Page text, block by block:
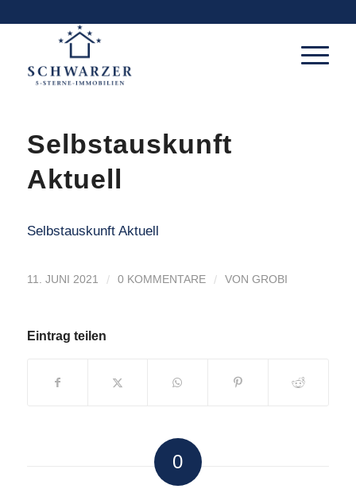
Selbstauskunft
Aktuell
Selbstauskunft Aktuell
11. JUNI 2021 / 0 KOMMENTARE / VON GROBI
Eintrag teilen
0